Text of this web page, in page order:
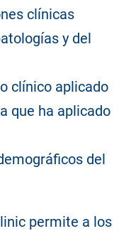
clínicas
y del
clínico aplicado
que ha aplicado
del
permite a los